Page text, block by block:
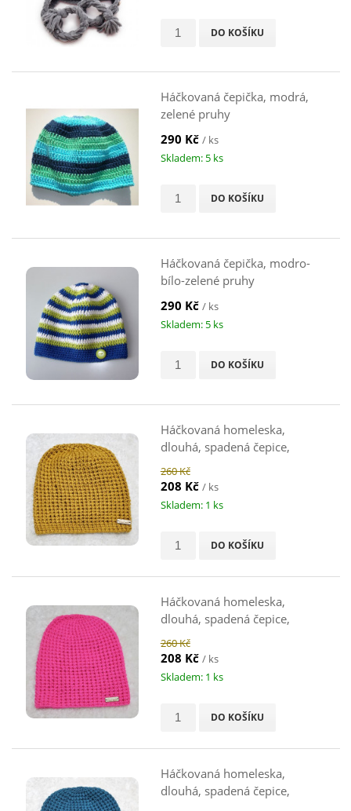
DO KOŠÍKU
Háčkovaná čepička, modrá,
zelené pruhy
290 Kč / ks
Skladem: 5 ks
DO KOŠÍKU
Háčkovaná čepička, modro-
bílo-zelené pruhy
290 Kč / ks
Skladem: 5 ks
DO KOŠÍKU
Háčkovaná homeleska,
dlouhá, spadená čepice,
hořčicová, 46 cm
260 Kč
208 Kč / ks
Skladem: 1 ks
DO KOŠÍKU
Háčkovaná homeleska,
dlouhá, spadená čepice,
neonově růžová, 46-48 cm
260 Kč
208 Kč / ks
Skladem: 1 ks
DO KOŠÍKU
Háčkovaná homeleska,
dlouhá, spadená čepice,